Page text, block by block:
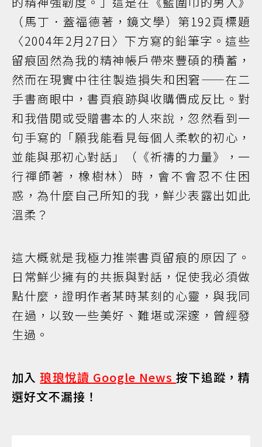
（馬丁．蓋福德著，鏡文學）第192頁標題
〈2004年2月27日〉下方寫的鉛筆字。這些
留痕固然為我的精神帳戶帶來豐碩的積蓄，
然而在現實中往往製造損失和困窘——在二
手書商眼中，書頁痕跡與收購價成反比。對
和我借閱或受贈書本的人來說，忽然看到一
句手寫的「願我能看見每個人柔軟的初心，
並能與那初心對話」（《祈禱的力量》，一
行禪師著，橡樹林）時，會不會忍不住困
惑，為什麼自己所知的我，鮮少表露出如此
溫柔？
這大概就是我極力推崇書頁留痕的原因了。
日常鮮少擁有的共振與對話，促使我必須做
點什麼，證明作者某時某刻的心靈，與我同
在過，以致一些美好、難堪或深邃，曾經發
生過。
加入琅琅悅讀 Google News按下追蹤，精
選好文不漏接！